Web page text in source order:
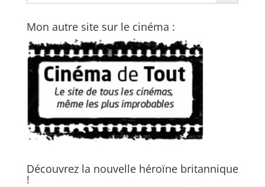
Mon autre site sur le cinéma :
Découvrez la nouvelle héroïne britannique
!